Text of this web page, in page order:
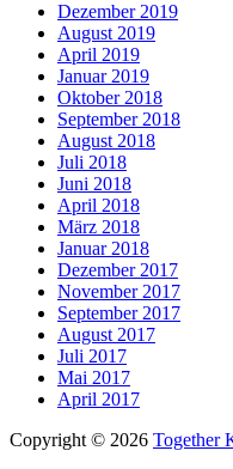
Dezember 2019
August 2019
April 2019
Januar 2019
Oktober 2018
September 2018
August 2018
Juli 2018
Juni 2018
April 2018
März 2018
Januar 2018
Dezember 2017
November 2017
September 2017
August 2017
Juli 2017
Mai 2017
April 2017
Copyright © 2026 Together